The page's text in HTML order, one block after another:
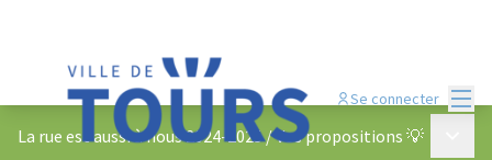
Se connecter
La rue est aussi à nous 2024-2025 /Vos propositions 💡